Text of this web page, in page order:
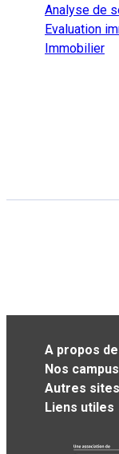
Analyse de
Evaluation
Immobilier
A propos de
Nos campus
Autres
Liens utiles